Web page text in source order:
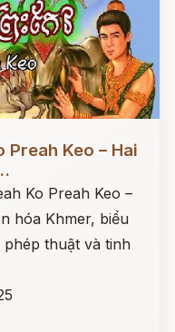
Keo – Hai
Ko Preah Keo –
hóa Khmer, biểu
thuật và tinh